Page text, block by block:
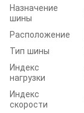
Назначение
шины
Расположение
Тип шины
Индекс
нагрузки
Индекс
скорости